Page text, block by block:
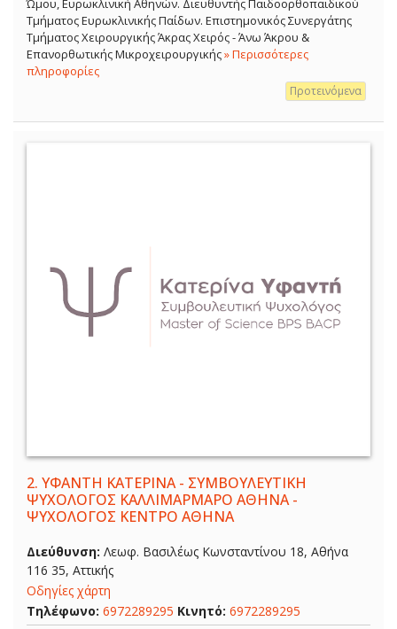
Ώμου, Ευρωκλινική Αθηνών. Διευθυντής Παιδοορθοπαιδικού
Τμήματος Ευρωκλινικής Παίδων. Επιστημονικός Συνεργάτης
Τμήματος Χειρουργικής Άκρας Χειρός - Άνω Άκρου &
Επανορθωτικής Μικροχειρουργικής» Περισσότερες
πληροφορίες
Προτεινόμενα
2. ΥΦΑΝΤΗ ΚΑΤΕΡΙΝΑ - ΣΥΜΒΟΥΛΕΥΤΙΚΗ
ΨΥΧΟΛΟΓΟΣ ΚΑΛΛΙΜΑΡΜΑΡΟ ΑΘΗΝΑ -
ΨΥΧΟΛΟΓΟΣ ΚΕΝΤΡΟ ΑΘΗΝΑ
Διεύθυνση: Λεωφ. Βασιλέως Κωνσταντίνου 18, Αθήνα
116 35, Αττικής
Οδηγίες χάρτη
Τηλέφωνο: 6972289295 Κινητό: 6972289295